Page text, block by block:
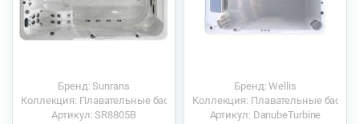
Бренд: Sunrans
Коллекция: Плавательные бассейны
Артикул: SR8805B
Бренд: Wellis
Коллекция: Плавательные
Артикул: DanubeTurbine